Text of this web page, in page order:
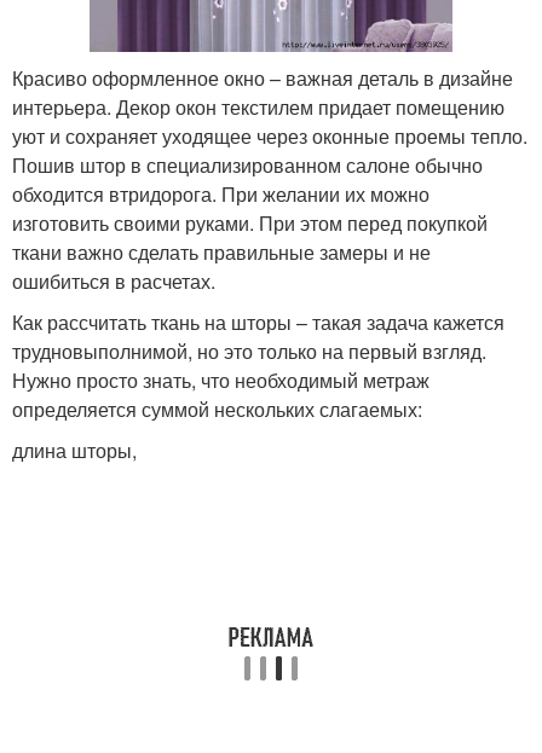
Красиво оформленное окно – важная деталь в дизайне
интерьера. Декор окон текстилем придает помещению
уют и сохраняет уходящее через оконные проемы тепло.
Пошив штор в специализированном салоне обычно
обходится втридорога. При желании их можно
изготовить своими руками. При этом перед покупкой
ткани важно сделать правильные замеры и не
ошибиться в расчетах.
Как рассчитать ткань на шторы – такая задача кажется
трудновыполнимой, но это только на первый взгляд.
Нужно просто знать, что необходимый метраж
определяется суммой нескольких слагаемых:
длина шторы,